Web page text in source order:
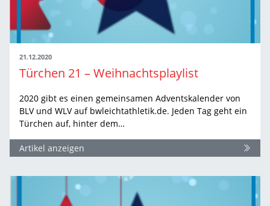
21.12.2020
Türchen 21 – Weihnachtsplaylist
2020 gibt es einen gemeinsamen Adventskalender von
BLV und WLV auf bwleichtathletik.de. Jeden Tag geht ein
Türchen auf, hinter dem…
Artikel anzeigen